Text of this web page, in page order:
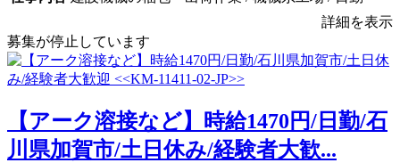
詳細を表示
募集が停止しています
【アーク溶接など】時給1470円/日勤/石
川県加賀市/土日休み/経験者大歓...